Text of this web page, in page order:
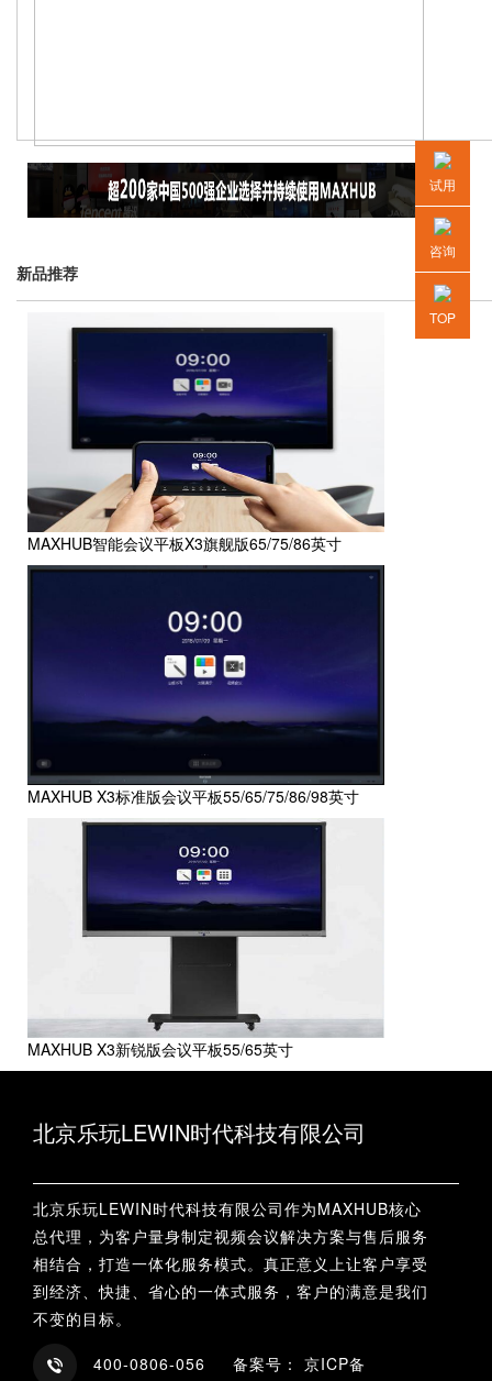
新品推荐
MAXHUB智能会议平板X3旗舰版65/75/86英寸
MAXHUB X3标准版会议平板55/65/75/86/98英寸
MAXHUB X3新锐版会议平板55/65英寸
北京乐玩LEWIN时代科技有限公司
北京乐玩LEWIN时代科技有限公司作为MAXHUB核心
总代理，为客户量身制定视频会议解决方案与售后服务
相结合，打造一体化服务模式。真正意义上让客户享受
到经济、快捷、省心的一体式服务，客户的满意是我们
不变的目标。
400-0806-056 备案号： 京ICP备
试用
咨询
TOP